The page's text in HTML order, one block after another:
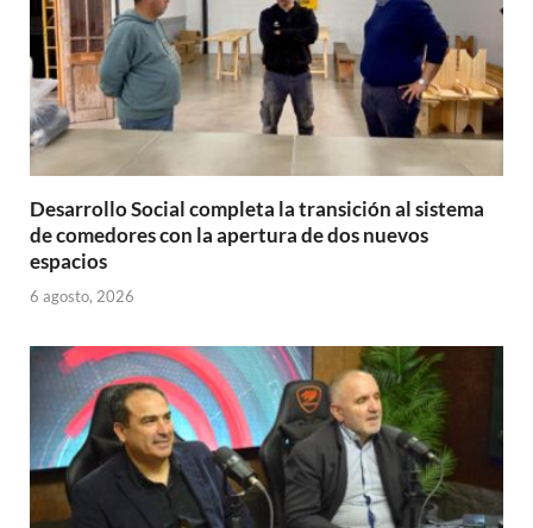
Desarrollo Social completa la transición al sistema
de comedores con la apertura de dos nuevos
espacios
6 agosto, 2026